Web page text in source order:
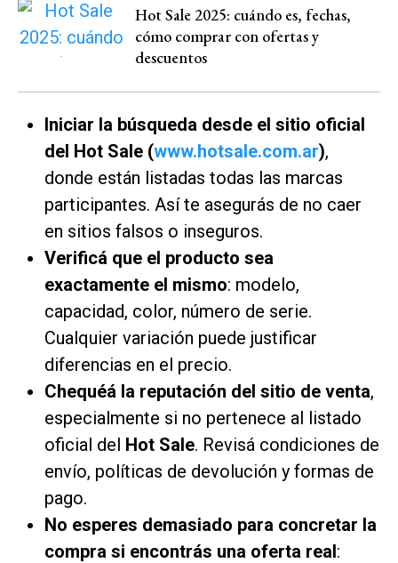
Hot Sale 2025: cuándo es, fechas,
cómo comprar con ofertas y
descuentos
Iniciar la búsqueda desde el sitio oficial
del Hot Sale (www.hotsale.com.ar),
donde están listadas todas las marcas
participantes. Así te asegurás de no caer
en sitios falsos o inseguros.
Verificá que el producto sea
exactamente el mismo: modelo,
capacidad, color, número de serie.
Cualquier variación puede justificar
diferencias en el precio.
Chequéá la reputación del sitio de venta,
especialmente si no pertenece al listado
oficial del Hot Sale. Revisá condiciones de
envío, políticas de devolución y formas de
pago.
No esperes demasiado para concretar la
compra si encontrás una oferta real: